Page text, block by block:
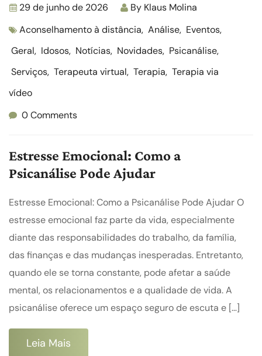
29 de junho de 2026 By Klaus Molina
Aconselhamento à distância, Análise, Eventos,
Geral, Idosos, Notícias, Novidades, Psicanálise,
Serviços, Terapeuta virtual, Terapia, Terapia via
vídeo
0 Comments
Estresse Emocional: Como a
Psicanálise Pode Ajudar
Estresse Emocional: Como a Psicanálise Pode Ajudar O
estresse emocional faz parte da vida, especialmente
diante das responsabilidades do trabalho, da família,
das finanças e das mudanças inesperadas. Entretanto,
quando ele se torna constante, pode afetar a saúde
mental, os relacionamentos e a qualidade de vida. A
psicanálise oferece um espaço seguro de escuta e […]
Leia Mais